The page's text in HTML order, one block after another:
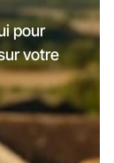
pour
votre